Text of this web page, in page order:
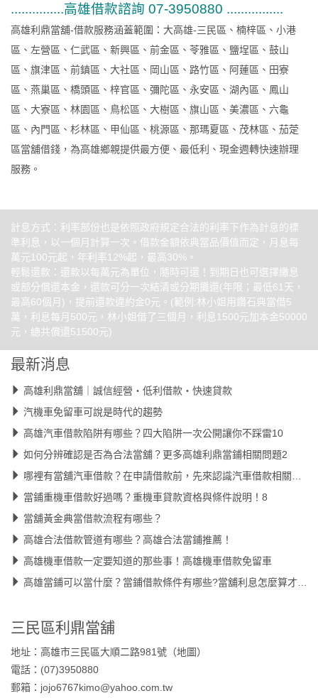
...............高雄借款諮詢 07-3950880 ................
高雄利鼎當舖-借款服務涵蓋範圍：大高雄-三民區、楠梓區、小港
區、左營區、仁武區、新興區、前金區、苓雅區、鹽埕區、鼓山
區、旗津區、前鎮區、大社區、岡山區、路竹區、阿蓮區、田寮
區、燕巢區、橋頭區、梓官區、彌陀區、永安區、湖內區、鳳山
區、大寮區、林園區、鳥松區、大樹區、旗山區、美濃區、六龜
區、內門區、杉林區、甲仙區、桃源區、那瑪夏區、茂林區、茄萣
區當舖借錢，為高雄鄉親提供最方便、最低利、現金週轉快速辦理
服務。
計息方式：利率部份也是依照政府規定合法的利率下作為計息的標
準利息，以一個月計算一次。借款金額依典當品價值而定，月息每
萬元100元起，年利率12%起，最高30%。
輕鬆還款：還款以每萬元為單位，隨時可還！到期日也可選擇繳息
或部分償還本金，還款可分一次結清或分期攤還(年限；最低61天，
最高60個月)，提前還款違約金0元。(範例:林小姐用鑽石典當借5
萬，利息每月500元，林小姐借了三個月，利息1500元加本金50000
元，總共償還51500元)
最新消息
高雄利鼎當舖｜誠信經營・低利借款・快速貸款
汽機車免留車可說是時代的趨勢
高雄汽車借款陷阱有哪些？四大陷阱一次公開讓你不踩雷10
如何分辨確認是否為合法當舖？更多高雄利鼎當鋪相關問題2
哪裡有當舖汽車借款？在申請借款前，先來認識汽車借款相關知識9
當鋪重機車借款好過嗎？重機車貸款資格與條件說明！8
當舖黃金典當借款流程有哪些？
高雄合法借款管道有哪些？高雄合法當鋪推薦！
高雄機車借款一定要知道的那些事！高雄機車借款免留車
高雄當鋪可以當什麼？當鋪借款條件有哪些?當舖利息怎麼算才合理
三民區利鼎當舖
地址：高雄市三民區大順二路981號（地圖）
電話：(07)3950880
郵箱：jojo6767kimo@yahoo.com.tw